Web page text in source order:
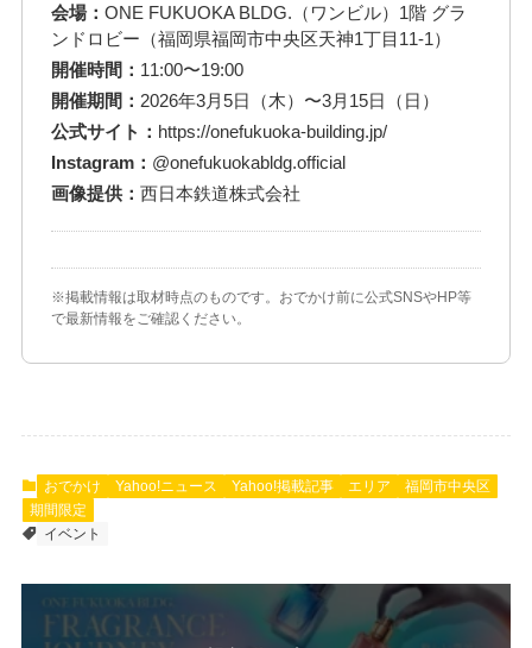
会場： ONE FUKUOKA BLDG.（ワンビル）1階 グラ
ンドロビー（福岡県福岡市中央区天神1丁目11-1）
開催時間： 11:00〜19:00
開催期間： 2026年3月5日（木）〜3月15日（日）
公式サイト： https://onefukuoka-building.jp/
Instagram： @onefukuokabldg.official
画像提供： 西日本鉄道株式会社
※掲載情報は取材時点のものです。おでかけ前に公式SNSやHP等
で最新情報をご確認ください。
おでかけ Yahoo!ニュース Yahoo!掲載記事 エリア
福岡市中央区
期間限定
イベント